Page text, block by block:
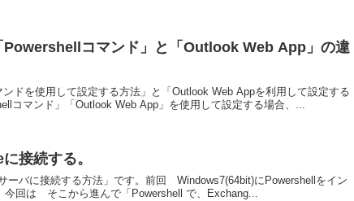
Powershellコマンド」と「Outlook Web App」の違
ドを使用して設定する方法」と「Outlook Web Appを利用して設定する
コマンド」「Outlook Web App」を使用して設定する場合、...
接続する。
ーバに接続する方法」です。前回 Windows7(64bit)にPowershellをイン
今回は そこから進んで「Powershell で、Exchang...